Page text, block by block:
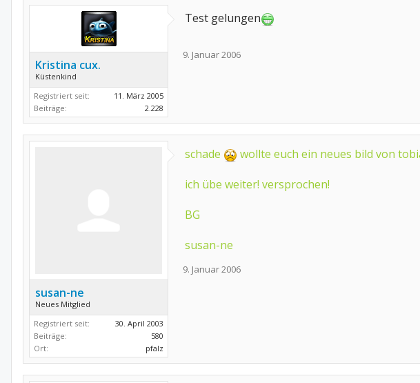
Kristina cux.
Küstenkind
Registriert seit:
11. März 2005
Beiträge:
2.228
Test gelungen
9. Januar 2006
susan-ne
Neues Mitglied
Registriert seit:
30. April 2003
Beiträge:
580
Ort:
pfalz
schade wollte euch ein neues bild von
ich übe weiter! versprochen!
BG
susan-ne
9. Januar 2006